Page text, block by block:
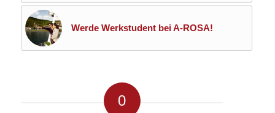
Werde Werkstudent bei A-ROSA!
0